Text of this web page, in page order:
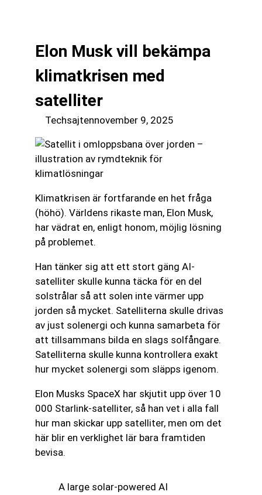
Elon Musk vill bekämpa
klimatkrisen med
satelliter
Techsajtennovember 9, 2025
Klimatkrisen är fortfarande en het fråga
(höhö). Världens rikaste man, Elon Musk,
har vädrat en, enligt honom, möjlig lösning
på problemet.
Han tänker sig att ett stort gäng AI-
satelliter skulle kunna täcka för en del
solstrålar så att solen inte värmer upp
jorden så mycket. Satelliterna skulle drivas
av just solenergi och kunna samarbeta för
att tillsammans bilda en slags solfångare.
Satelliterna skulle kunna kontrollera exakt
hur mycket solenergi som släpps igenom.
Elon Musks SpaceX har skjutit upp över 10
000 Starlink-satelliter, så han vet i alla fall
hur man skickar upp satelliter, men om det
här blir en verklighet lär bara framtiden
bevisa.
A large solar-powered AI